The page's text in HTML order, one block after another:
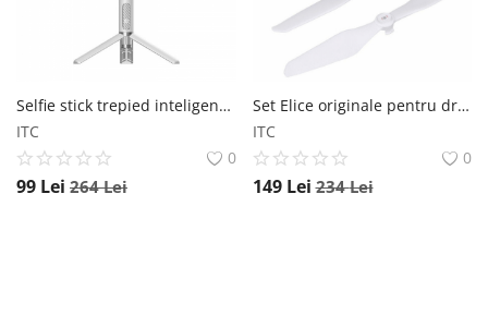
Selfie stick trepied inteligent extensibil cu stabilizator FunSnap Capture Q Alb, Face tracking, Maner detasabil FunSnap
ITC
0
99 Lei 264Lei
Set Elice originale pentru drona Xiaomi FIMI A3 Alb Xiaomi
ITC
0
149 Lei 234Lei